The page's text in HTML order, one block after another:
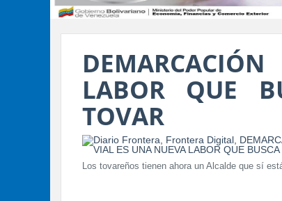
LABOR QUE
TOVAR
Los tovareños tienen ahora un Alcalde que sí